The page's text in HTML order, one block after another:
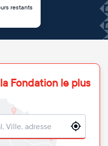
restants
Fondation le plus